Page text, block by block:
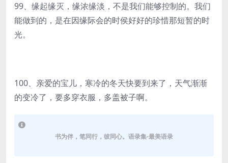
99、缘起缘灭，缘浓缘淡，不是我们能够控制的。我们
能做到的，是在因缘际会的时侯好好的珍惜那短暂的时
光。
100、亲爱的宝儿，寒冷的冬天快要到来了，天气渐渐
的变冷了，要多穿衣服，多盖被子啊。
书为伴，笔同行，彼同心。语录集-最美语录